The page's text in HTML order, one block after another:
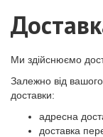
Ми здійснюємо
Залежно від
доставки:
адресна
доставка